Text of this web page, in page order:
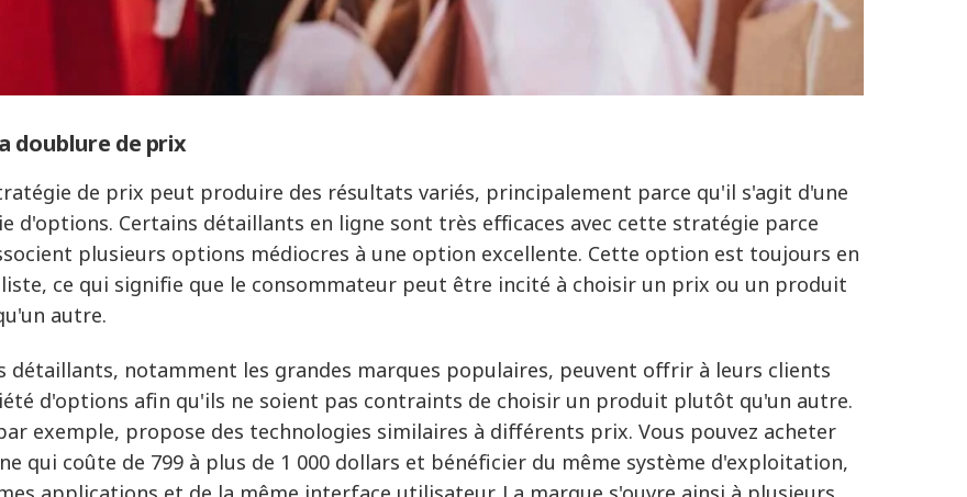
doublure de prix
de prix peut produire des résultats variés, principalement parce qu'il s'agit d'une
d'options. Certains détaillants en ligne sont très efficaces avec cette stratégie parce
plusieurs options médiocres à une option excellente. Cette option est toujours en
ce qui signifie que le consommateur peut être incité à choisir un prix ou un produit
autre.
détaillants, notamment les grandes marques populaires, peuvent offrir à leurs clients
d'options afin qu'ils ne soient pas contraints de choisir un produit plutôt qu'un autre.
exemple, propose des technologies similaires à différents prix. Vous pouvez acheter
qui coûte de 799 à plus de 1 000 dollars et bénéficier du même système d'exploitation,